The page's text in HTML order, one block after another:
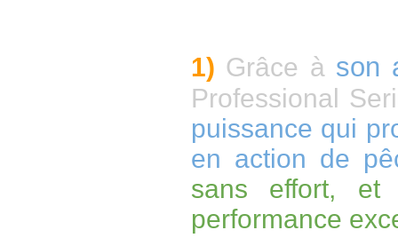
1) Grâce à son
Professional
puissance qui
en action de
sans effort,
performance